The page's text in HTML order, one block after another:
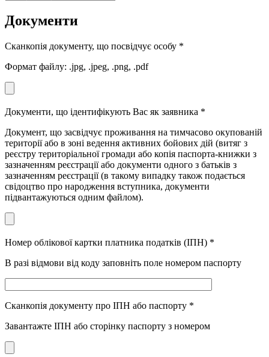
Документи
Сканкопія документу, що посвідчує особу *
Формат файлу: .jpg, .jpeg, .png, .pdf
Документи, що ідентифікують Вас як заявника *
Документ, що засвідчує проживання на тимчасово окупованій
території або в зоні ведення активних бойових дій (витяг з
реєстру територіальної громади або копія паспорта-книжки з
зазначенням реєстрації або документи одного з батьків з
зазначенням реєстрації (в такому випадку також подається
свідоцтво про народження вступника, документи
підвантажуються одним файлом).
Номер облікової картки платника податків (ІПН) *
В разі відмови від коду заповніть поле номером паспорту
Сканкопія документу про ІПН або паспорту *
Завантажте ІПН або сторінку паспорту з номером